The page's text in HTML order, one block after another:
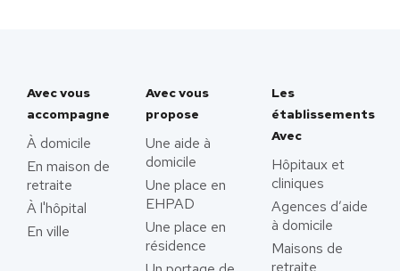
Avec vous
accompagne
À domicile
En maison de
retraite
À l'hôpital
En ville
Avec vous
propose
Une aide à
domicile
Une place en
EHPAD
Une place en
résidence
Les
établissements
Avec
Hôpitaux et
cliniques
Agences d’aide
à domicile
Maisons de
retraite